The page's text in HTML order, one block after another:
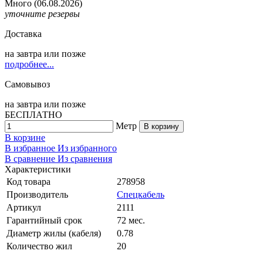
Много (06.08.2026)
уточните резервы
Доставка
на завтра или позже
подробнее...
Самовывоз
на завтра или позже
БЕСПЛАТНО
Метр
В корзину
В корзине
В избранное Из избранного
В сравнение Из сравнения
Характеристики
Код товара
278958
Производитель
Спецкабель
Артикул
2111
Гарантийный срок
72 мес.
Диаметр жилы (кабеля)
0.78
Количество жил
20